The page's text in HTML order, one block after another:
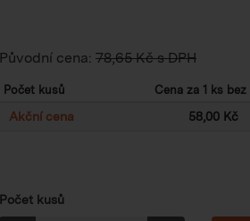
Původní cena: 78,65 Kč s DPH
Počet kusů Cena za 1 ks bez
Akční cena 58,00 Kč
Počet kusů